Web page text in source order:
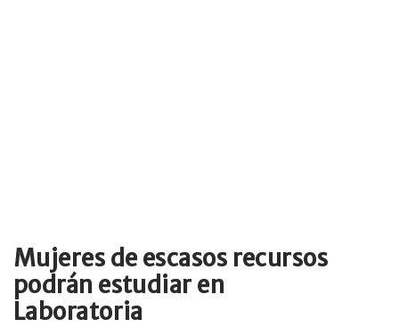
Mujeres de escasos recursos
podrán estudiar en
Laboratoria